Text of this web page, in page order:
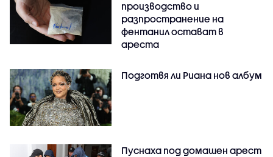
производство и
разпространение на
фентанил остават в
ареста
Подготвя ли Риана нов албум
Пуснаха под домашен арест